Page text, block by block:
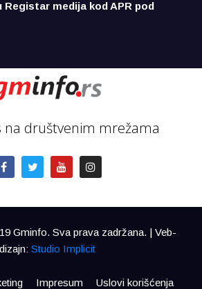
Registar medija kod APR pod
na društvenim mrežama
Gminfo. Sva prava zadržana. | Veb-
dizajn: Studio Implicit
Impresum Uslovi korišćenja